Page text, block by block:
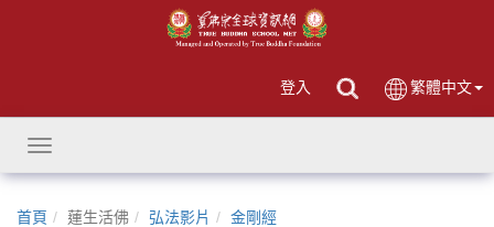
登入 繁體中文
Toggle
navigation
首頁 蓮生活佛 弘法影片
金剛經